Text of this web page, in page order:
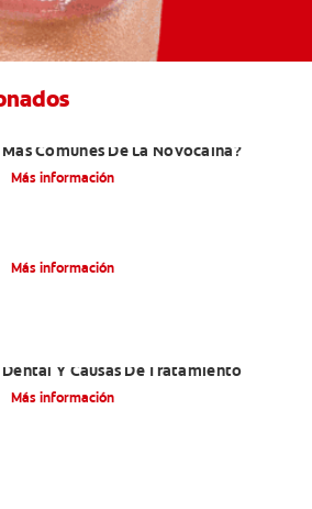
Más Comunes De La Novocaína?
Más información
Más información
Dental Y Causas De Tratamiento
Más información